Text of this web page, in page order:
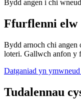
Bydd angen i chi
Ffurflenni elw
Bydd arnoch chi
loteri. Gallwch anfon y
Datganiad yn
Tudalennau